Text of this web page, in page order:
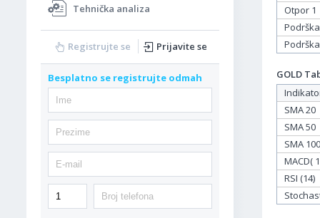
Tehnička analiza
Registrujte se Prijavite se
Besplatno se registrujte odmah
Otpor 1
GOLD
SMA 20
SMA 50
SMA 100
MACD(
RSI (14)